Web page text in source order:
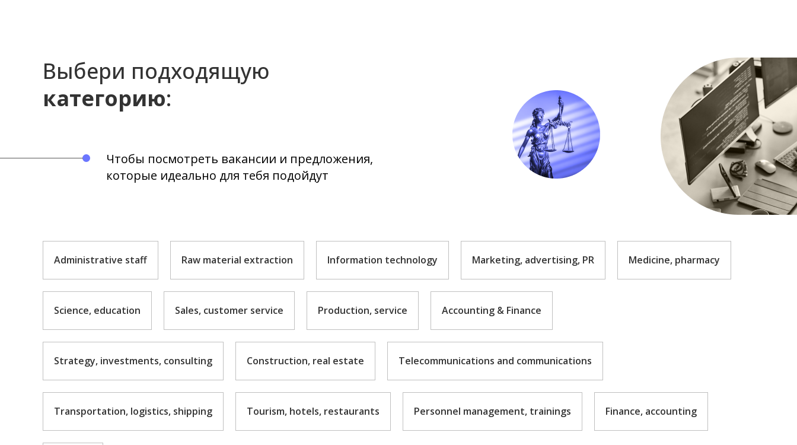
Выбери подходящую
категорию:
Чтобы посмотреть вакансии и предложения,
которые идеально для тебя подойдут
Administrative staff Raw material extraction Information technology Marketing, advertising, PR Medicine, pharmacy
Science, education Sales, customer service Production, service Accounting & Finance
Strategy, investments, consulting Construction, real estate Telecommunications and communications
Transportation, logistics, shipping Tourism, hotels, restaurants Personnel management, trainings Finance, accounting